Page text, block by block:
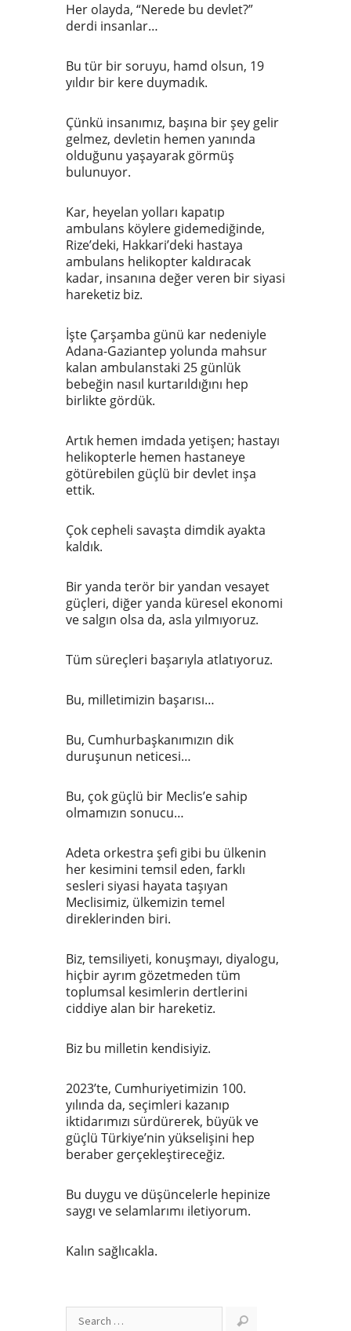
Her olayda, “Nerede bu devlet?”
derdi insanlar…
Bu tür bir soruyu, hamd olsun, 19
yıldır bir kere duymadık.
Çünkü insanımız, başına bir şey gelir
gelmez, devletin hemen yanında
olduğunu yaşayarak görmüş
bulunuyor.
Kar, heyelan yolları kapatıp
ambulans köylere gidemediğinde,
Rize’deki, Hakkari’deki hastaya
ambulans helikopter kaldıracak
kadar, insanına değer veren bir siyasi
hareketiz biz.
İşte Çarşamba günü kar nedeniyle
Adana-Gaziantep yolunda mahsur
kalan ambulanstaki 25 günlük
bebeğin nasıl kurtarıldığını hep
birlikte gördük.
Artık hemen imdada yetişen; hastayı
helikopterle hemen hastaneye
götürebilen güçlü bir devlet inşa
ettik.
Çok cepheli savaşta dimdik ayakta
kaldık.
Bir yanda terör bir yandan vesayet
güçleri, diğer yanda küresel ekonomi
ve salgın olsa da, asla yılmıyoruz.
Tüm süreçleri başarıyla atlatıyoruz.
Bu, milletimizin başarısı…
Bu, Cumhurbaşkanımızın dik
duruşunun neticesi…
Bu, çok güçlü bir Meclis’e sahip
olmamızın sonucu…
Adeta orkestra şefi gibi bu ülkenin
her kesimini temsil eden, farklı
sesleri siyasi hayata taşıyan
Meclisimiz, ülkemizin temel
direklerinden biri.
Biz, temsiliyeti, konuşmayı, diyalogu,
hiçbir ayrım gözetmeden tüm
toplumsal kesimlerin dertlerini
ciddiye alan bir hareketiz.
Biz bu milletin kendisiyiz.
2023’te, Cumhuriyetimizin 100.
yılında da, seçimleri kazanıp
iktidarımızı sürdürerek, büyük ve
güçlü Türkiye’nin yükselişini hep
beraber gerçekleştireceğiz.
Bu duygu ve düşüncelerle hepinize
saygı ve selamlarımı iletiyorum.
Kalın sağlıcakla.